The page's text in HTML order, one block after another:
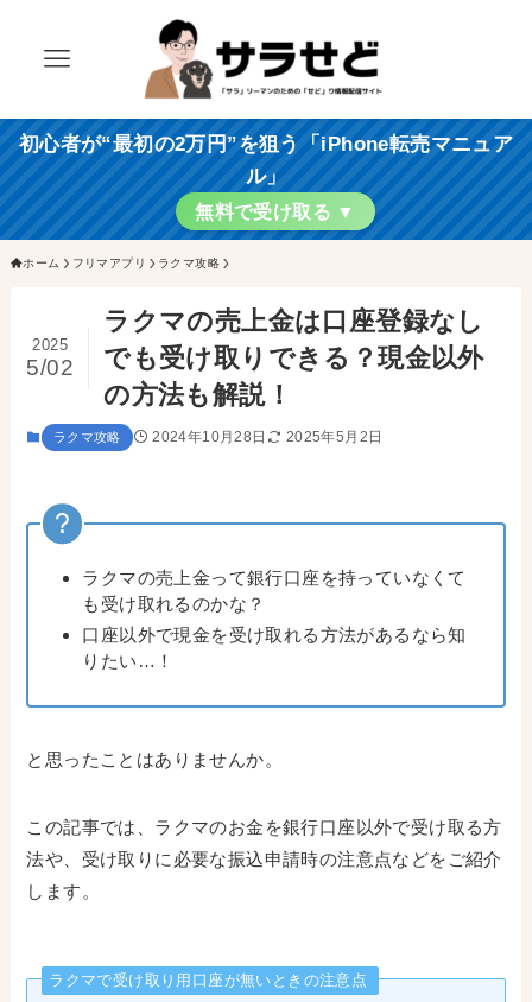
初心者が“最初の2万円”を狙う「iPhone転売マニュア
ル」
無料で受け取る ▼
ホーム フリマアプリ ラクマ攻略
ラクマの売上金は口座登録なし
でも受け取りできる？現金以外
の方法も解説！
2025
5/02
ラクマ攻略 2024年10月28日 2025年5月2日
ラクマの売上金って銀行口座を持っていなくて
も受け取れるのかな？
口座以外で現金を受け取れる方法があるなら知
りたい…！
と思ったことはありませんか。
この記事では、ラクマのお金を銀行口座以外で受け取る方
法や、受け取りに必要な振込申請時の注意点などをご紹介
します。
ラクマで受け取り用口座が無いときの注意点